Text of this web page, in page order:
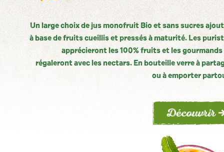
Un large choix de jus monofruit Bio et sans sucres
à base de fruits cueillis et pressés à maturité. Les
apprécieront les 100% fruits et les gourmands
régaleront avec les nectars. En bouteille verre à
ou à emporter
Découvrir